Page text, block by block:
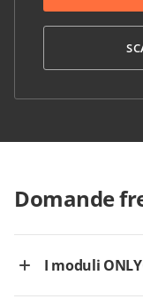
Domande
I moduli